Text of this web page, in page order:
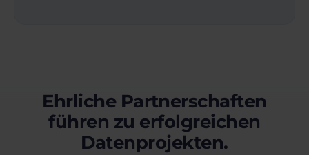
Ehrliche Partnerschaften
führen zu erfolgreichen
Datenprojekten.